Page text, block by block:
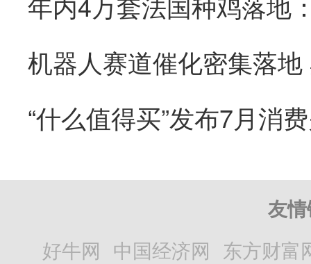
“什么值得买”发布7月消
友
好牛网 中国经济网 东方财富